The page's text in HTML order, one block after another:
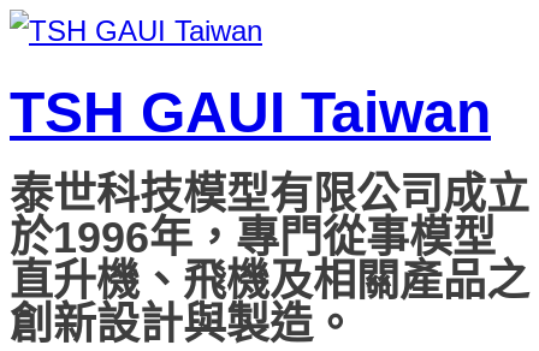
TSH GAUI Taiwan
泰世科技模型有限公司成立
於1996年，專門從事模型
直升機、飛機及相關產品之
創新設計與製造。